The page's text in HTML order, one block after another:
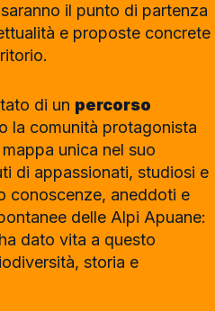
il punto di partenza
e proposte concrete
di un percorso
la comunità protagonista
unica nel suo
di appassionati, studiosi e
conoscenze, aneddoti e
delle Alpi Apuane:
dato vita a questo
storia e